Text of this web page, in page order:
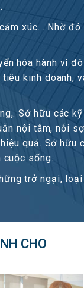
xúc... Nhờ
hóa hành vi
kinh doanh,
Sở hữu các
nội tâm, nỗi
quả. Sở
cuộc sống.
trở ngại,
CHO